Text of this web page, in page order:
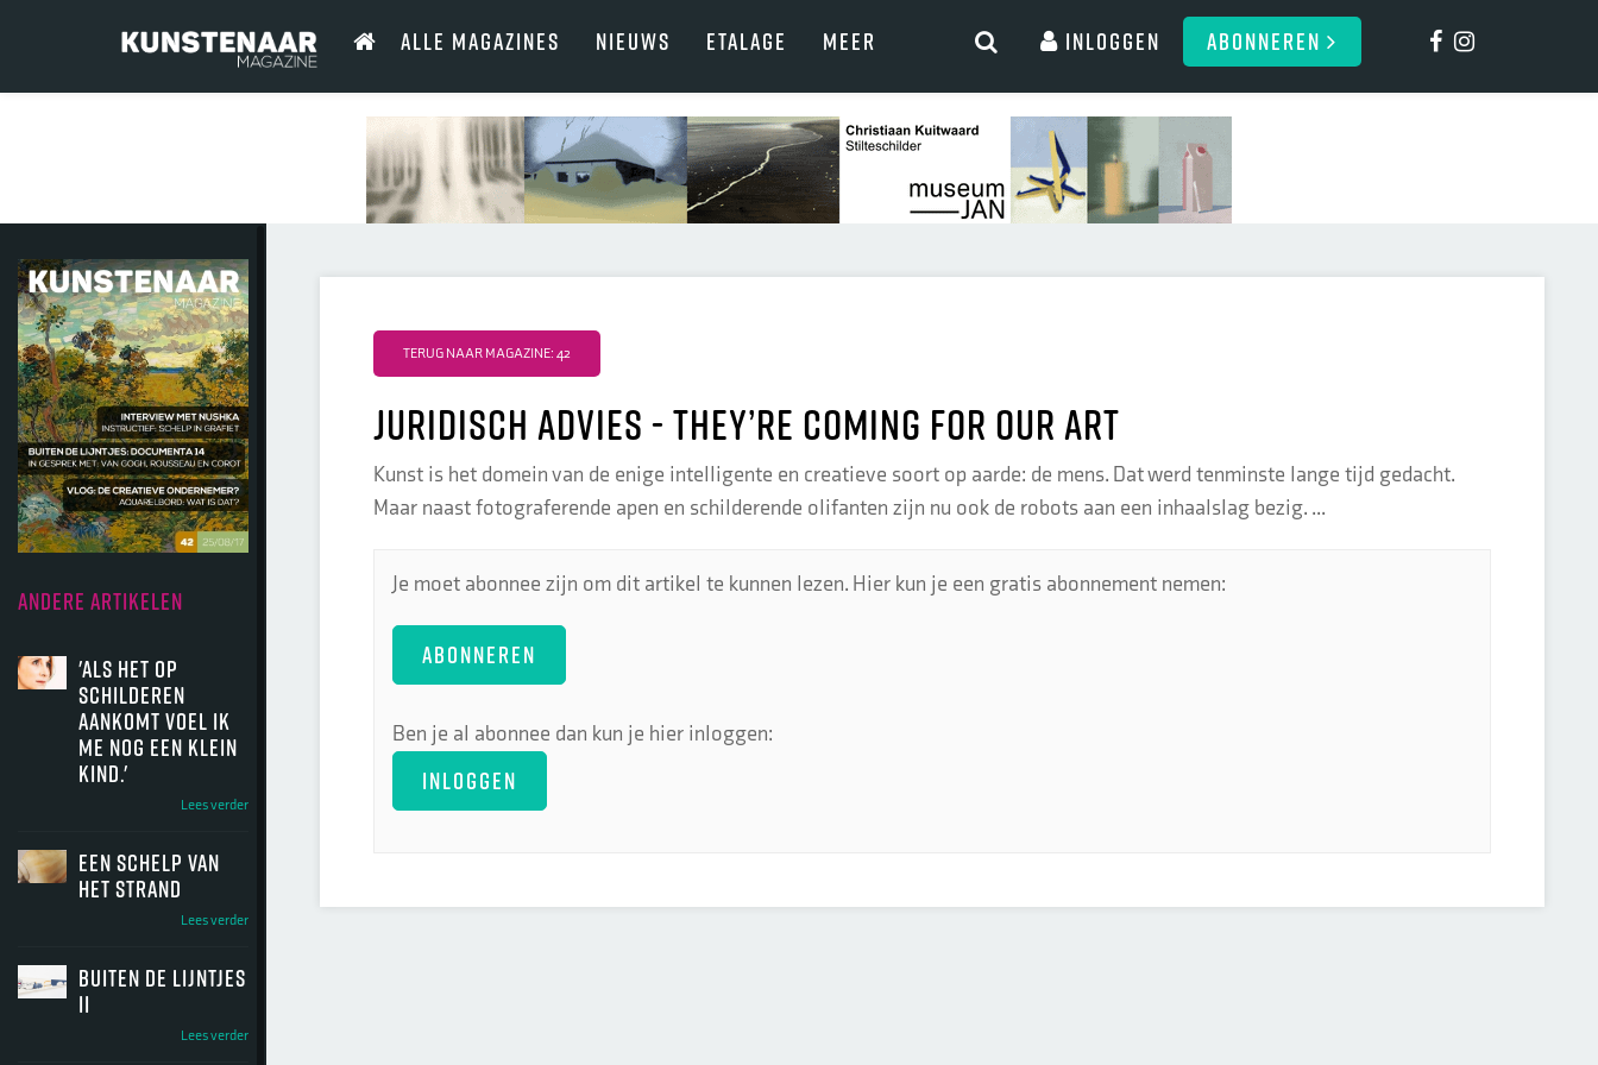
ALLE MAGAZINES NIEUWS ETALAGE MEER Inloggen ABONNEREN
ANDERE ARTIKELEN
'Als het op
schilderen
aankomt voel ik
me nog een klein
kind.'
Lees verder
een schelp van
het strand
Lees verder
Buiten de lijntjes
II
Lees verder
TERUG NAAR MAGAZINE: 42
Juridisch advies - They’re coming for our art
Kunst is het domein van de enige intelligente en creatieve soort op aarde: de mens. Dat werd tenminste lange tijd gedacht.
Maar naast fotograferende apen en schilderende olifanten zijn nu ook de robots aan een inhaalslag bezig. ...
Je moet abonnee zijn om dit artikel te kunnen lezen. Hier kun je een gratis abonnement nemen:
ABONNEREN
Ben je al abonnee dan kun je hier inloggen:
INLOGGEN